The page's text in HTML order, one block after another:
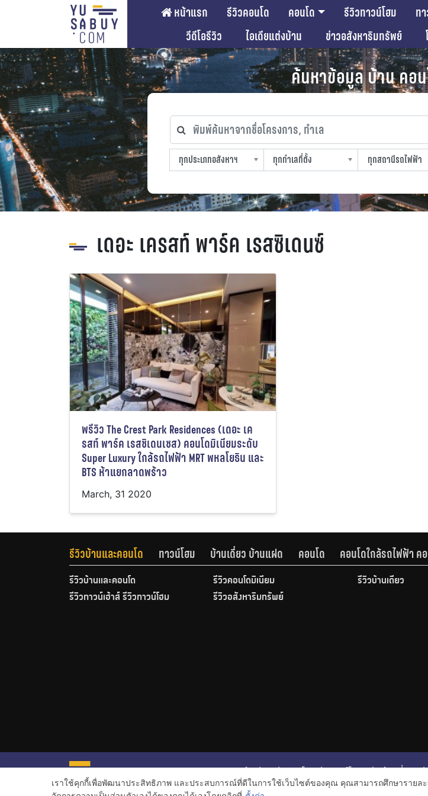
หน้าแรก รีวิวคอนโด คอนโด รีวิวทาวน์โฮม ท
วีดีโอรีวิว
ไอเดียแต่งบ้าน ข่าวอสังหาริมทรัพย์
ค้นหาข้อมูล บ้าน คอ
พิมพ์ค้นหาจากชื่อโครงการ, ทำเล
ทุกประเภทอสังหาฯ
ทุกประเภทอสังหาฯ
ทุกทำเลที่ตั้ง
ทุกทำเลที่ตั้ง
ทุกสถานีรถไฟฟ้า
ทุกสถานีรถไฟฟ้า
ทุกช่วงราคา
เดอะ เครสท์ พาร์ค เรสซิเดนซ์
พรีวิว The Crest Park Residences (เดอะ เค
รสท์ พาร์ค เรสซิเดนเซส) คอนโดมิเนียมระดับ
Super Luxury ใกล้รถไฟฟ้า MRT พหลโยธิน และ
BTS ห้าแยกลาดพร้าว
March, 31 2020
รีวิวบ้านและคอนโด ทาวน์โฮม บ้านเดี่ยว บ้านแฝด คอนโด คอนโดใกล้รถไฟฟ้า ค
รีวิวบ้านและคอนโด รีวิวคอนโดมิเนียม
รีวิวบ้านเดี่ยว
รีวิวทาวน์เฮ้าส์ รีวิวทาวน์โฮม
รีวิวอสังหาริมทรัพย์
หน้าหลัก รีวิวคอนโด รีวิวทาวน์โฮม รีวิวบ้านเดี่ยว วี
ข่าวอสังหาริมทรัพย์
โปรโมชั่นบ้านและคอนโด
เราใช้คุกกี้เพื่อพัฒนาประสิทธิภาพ และประสบการณ์ที่ดีในการใช้เว็บไซต์ของคุณ คุณสามารถศึกษารายละ